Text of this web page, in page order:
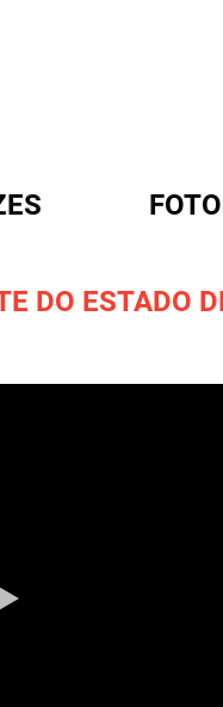
DO ESTADO